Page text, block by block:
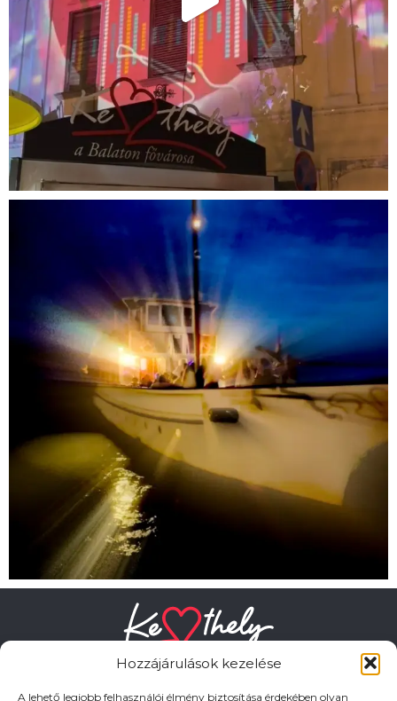
Hozzájárulások kezelése
A lehető legjobb felhasználói élmény biztosítása érdekében olyan